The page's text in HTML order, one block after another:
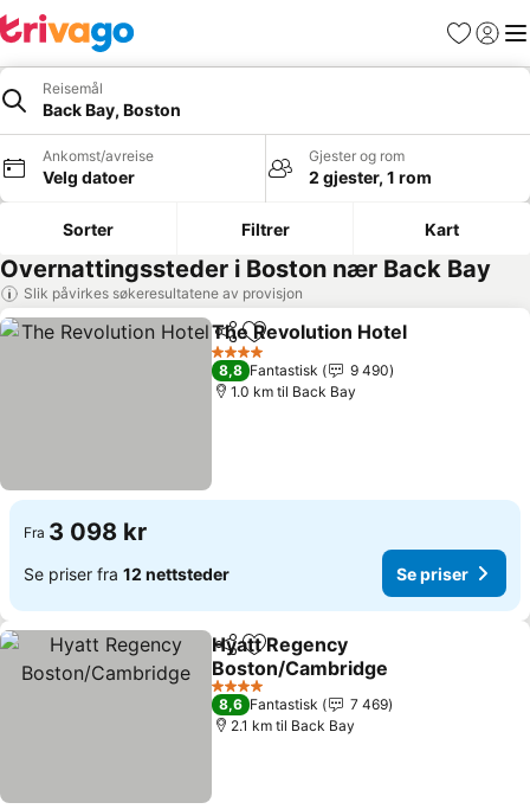
Favoritter
Logg
Reisemål
Back Bay, Boston
Ankomst/avreise
Velg datoer
Gjester og rom
2 gjester, 1 rom
Sorter Filtrer Kart
Overnattingssteder i Boston nær Back Bay
Slik påvirkes søkeresultatene av provisjon
Del Legg til i favoritter
The Revolution Hotel
4 Stjerner
8,8 Fantastisk
9 490
1.0 km til Back Bay
Fra 3 098 kr
Se priser fra 12 nettsteder Se priser
Del Legg til i favoritter
Hyatt Regency
Boston/Cambridge
4 Stjerner
8,6 Fantastisk
7 469
2.1 km til Back Bay